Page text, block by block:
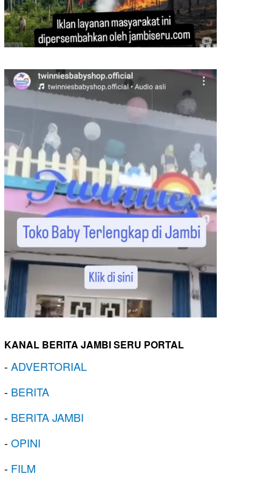
KANAL BERITA JAMBI SERU PORTAL
-ADVERTORIAL
- BERITA
- BERITA JAMBI
-OPINI
- FILM